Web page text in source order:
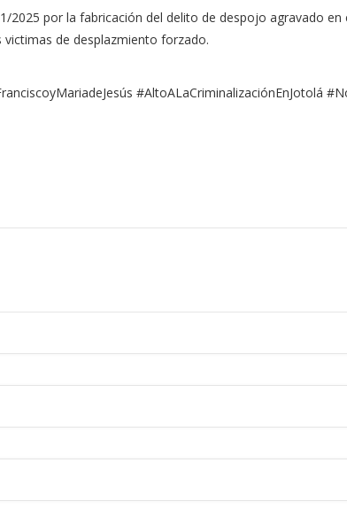
2025 por la fabricación del delito de despojo agravado
de desplazmiento forzado.
#AltoALaCriminalizaciónEnJotolá